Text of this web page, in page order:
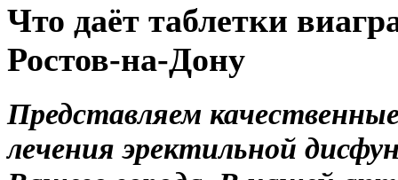
Что даёт таблетки
Ростов-на-Дону
Представляем
лечения эректильной